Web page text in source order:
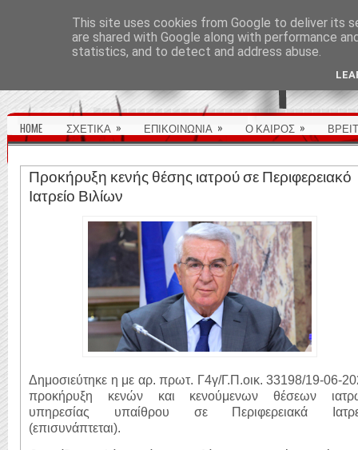
HOME ΣΧΕΤΙΚΑ » ΕΠΙΚΟΙΝΩΝΙΑ » Ο ΚΑΙΡΟΣ »
Προκήρυξη κενής θέσης ιατρού σε Περιφερειακό
Ιατρείο Βιλίων
Δημοσιεύτηκε η με αρ. πρωτ. Γ4γ/Γ.Π.οικ. 33198/19-06-
προκήρυξη κενών και κενούμενων θέσεων
υπηρεσίας υπαίθρου σε Περιφερειακά
(επισυνάπτεται).
This site uses cookies from Google to deliver its
are shared with Google along with performance
statistics, and to detect and address abuse.